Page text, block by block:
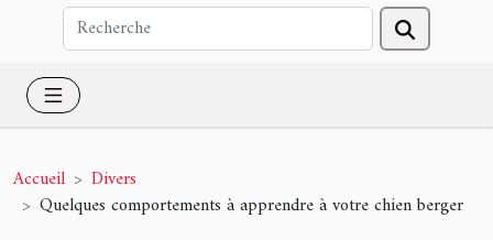
Accueil
Divers
Quelques comportements à apprendre à votre chien berger